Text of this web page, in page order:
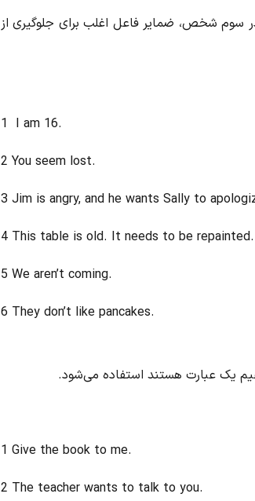
شخص، ضمایر فاعل اغلب برای جلوگیری از
1 I am 16.
2 You seem lost.
3 Jim is angry, and he wants Sally to
4 This table is old. It needs to be repainted.
5 We aren’t coming.
6 They don’t like pancakes.
یک عبارت هستند استفاده می‌شود.
1 Give the book to me.
2 The teacher wants to talk to you.